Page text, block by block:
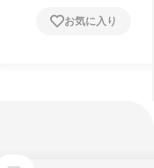
お気に入り